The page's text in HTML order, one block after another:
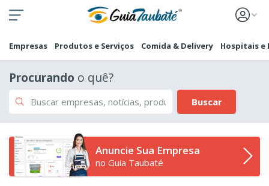
Empresas Produtos e Serviços Comida & Delivery Hospitais e
Procurando o quê?
Buscar
Anuncie Sua Empresa
no Guia Taubaté